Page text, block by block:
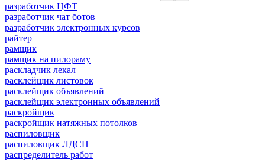
разработчик ЦФТ
разработчик чат ботов
разработчик электронных курсов
райтер
рамщик
рамщик на пилораму
раскладчик лекал
расклейщик листовок
расклейщик объявлений
расклейщик электронных объявлений
раскройщик
раскройщик натяжных потолков
распиловщик
распиловщик ЛДСП
распределитель работ